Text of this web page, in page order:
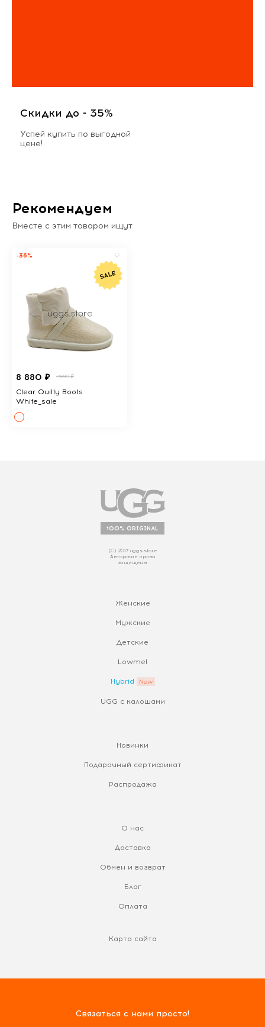
Скидки до - 35%
Успей купить по выгодной
цене!
Рекомендуем
Вместе с этим товаром ищут
-36%
8 880 ₽ 13690 ₽
Clear Quilty Boots
White_sale
100% ORIGINAL
(С) 2017 uggs.store
Авторские права
защищены
Женские
Мужские
Детские
Lowmel
Hybrid
UGG с калошами
Новинки
Подарочный сертификат
Распродажа
О нас
Доставка
Обмен и возврат
Блог
Оплата
Карта сайта
Связаться с нами просто!